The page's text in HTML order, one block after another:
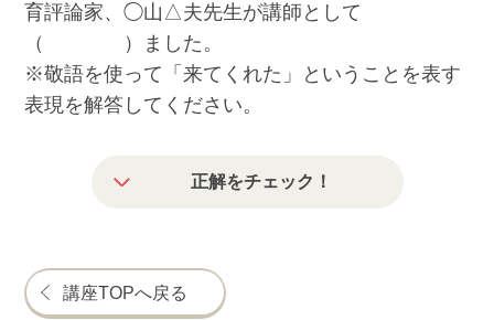
育評論家、◯山△夫先生が講師として
（ ）ました。
※敬語を使って「来てくれた」ということを表す
表現を解答してください。
正解をチェック！
講座TOPへ戻る